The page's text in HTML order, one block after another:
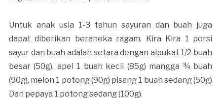
Untuk anak usia 1-3 tahun sayuran dan buah juga
dapat diberikan beraneka ragam. Kira Kira 1 porsi
sayur dan buah adalah setara dengan alpukat 1/2 buah
besar (50g), apel 1 buah kecil (85g) mangga ¾ buah
(90g), melon 1 potong (90g) pisang 1 buah sedang (50g)
Dan pepaya 1 potong sedang (100g).